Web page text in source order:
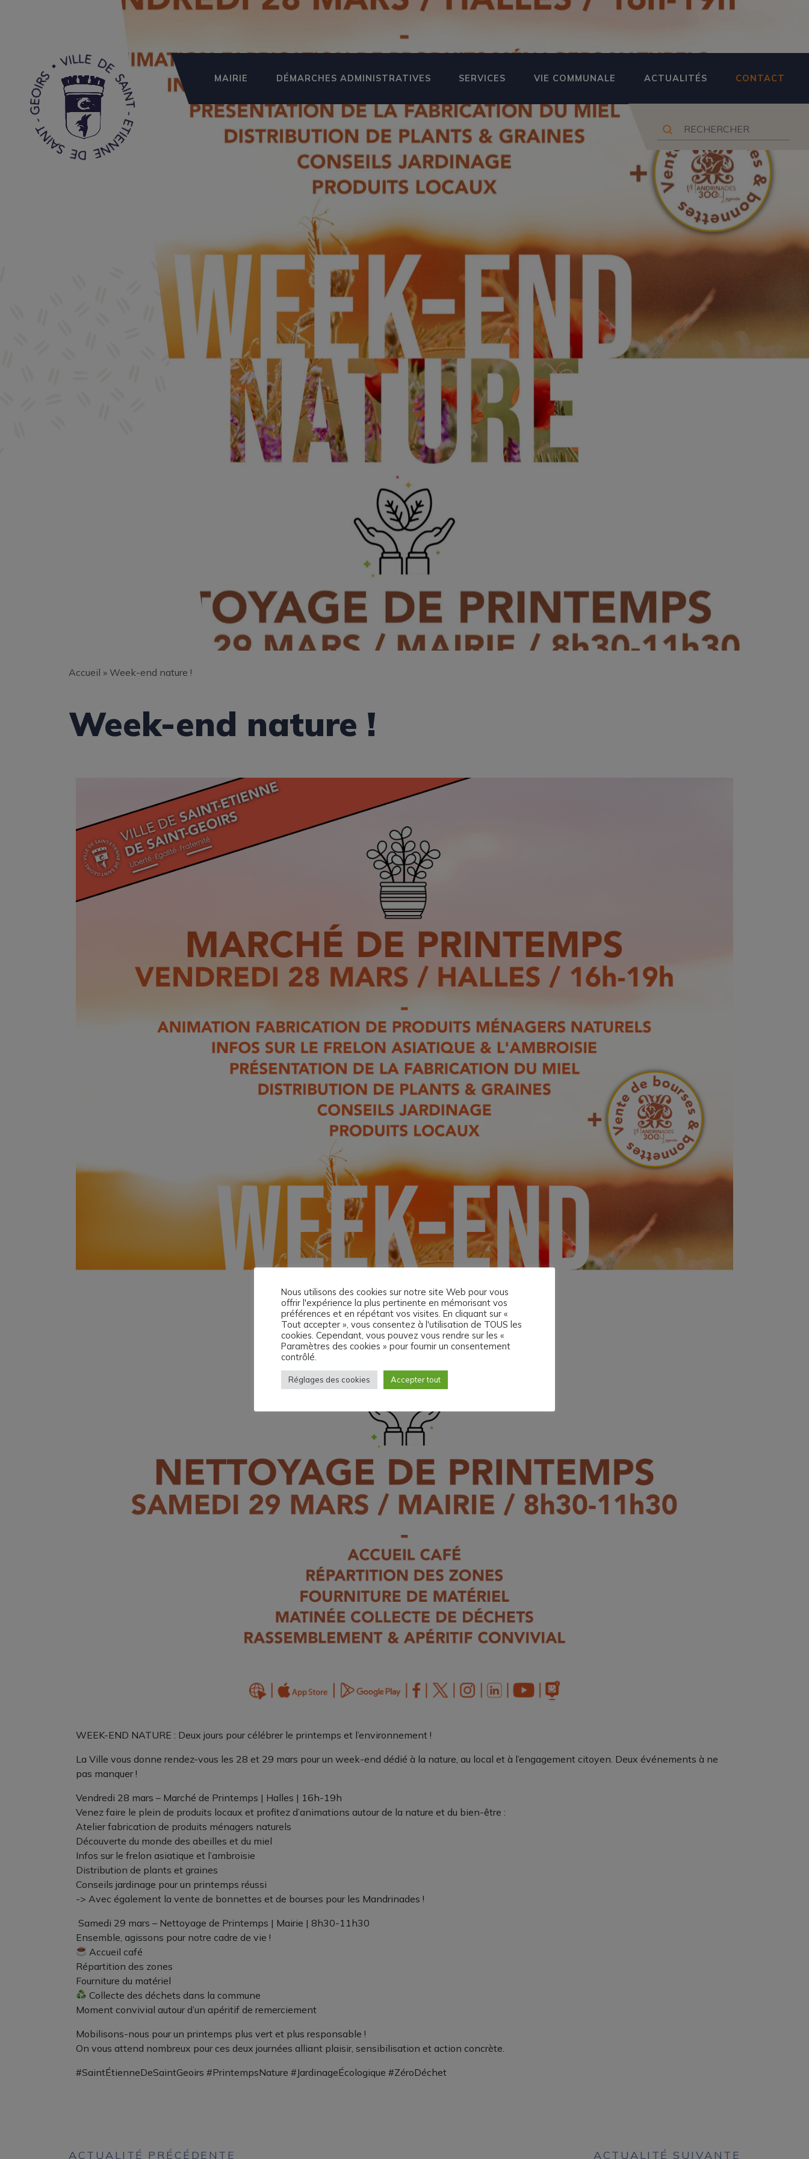
MAIRIE DÉMARCHES ADMINISTRATIVES SERVICES VIE COMMUNALE ACTUALITÉS CONTACT
Accueil » Week-end nature !
Week-end nature !
WEEK-END NATURE : Deux jours pour célébrer le printemps et l’environnement !
La Ville vous donne rendez-vous les 28 et 29 mars pour un week-end dédié à la nature, au local et à l’engagement citoyen. Deux événements à ne
pas manquer !
Vendredi 28 mars – Marché de Printemps | Halles | 16h-19h
Venez faire le plein de produits locaux et profitez d’animations autour de la nature et du bien-être :
Atelier fabrication de produits ménagers naturels
Découverte du monde des abeilles et du miel
Infos sur le frelon asiatique et l’ambroisie
Distribution de plants et graines
Conseils jardinage pour un printemps réussi
-> Avec également la vente de bonnettes et de bourses pour les Mandrinades !
️ Samedi 29 mars – Nettoyage de Printemps | Mairie | 8h30-11h30
Ensemble, agissons pour notre cadre de vie !
Accueil café
Répartition des zones
Fourniture du matériel
Collecte des déchets dans la commune
Moment convivial autour d’un apéritif de remerciement
Mobilisons-nous pour un printemps plus vert et plus responsable !
On vous attend nombreux pour ces deux journées alliant plaisir, sensibilisation et action concrète.
#SaintÉtienneDeSaintGeoirs #PrintempsNature #JardinageÉcologique #ZéroDéchet
ACTUALITÉ PRÉCÉDENTE ACTUALITÉ SUIVANTE
Nous utilisons des cookies sur notre site Web pour vous
offrir l'expérience la plus pertinente en mémorisant vos
préférences et en répétant vos visites. En cliquant sur «
Tout accepter », vous consentez à l'utilisation de TOUS les
cookies. Cependant, vous pouvez vous rendre sur les «
Paramètres des cookies » pour fournir un consentement
contrôlé.
Réglages des cookies Accepter tout